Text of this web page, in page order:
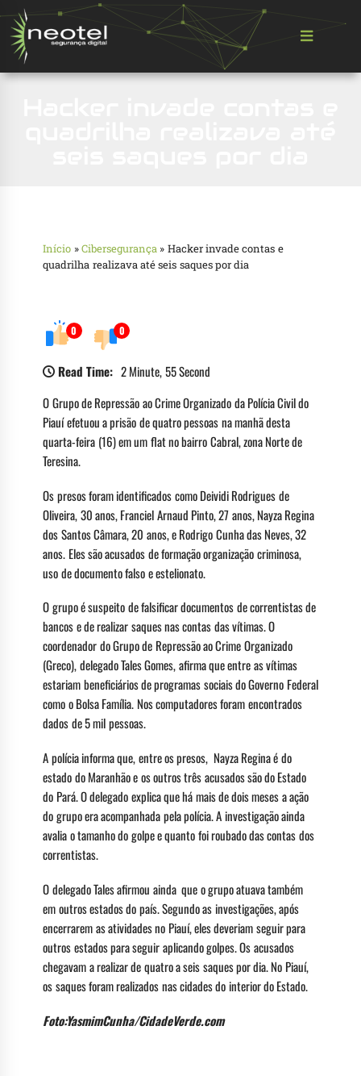
Início »Cibersegurança » Hacker invade contas e
quadrilha realizava até seis saques por dia
0 0
Read Time: 2 Minute, 55 Second
O Grupo de Repressão ao Crime Organizado da Polícia Civil do
Piauí efetuou a prisão de quatro pessoas na manhã desta
quarta-feira (16) em um flat no bairro Cabral, zona Norte de
Teresina.
Os presos foram identificados como Deividi Rodrigues de
Oliveira, 30 anos, Franciel Arnaud Pinto, 27 anos, Nayza Regina
dos Santos Câmara, 20 anos, e Rodrigo Cunha das Neves, 32
anos. Eles são acusados de formação organização criminosa,
uso de documento falso e estelionato.
O grupo é suspeito de falsificar documentos de correntistas de
bancos e de realizar saques nas contas das vítimas. O
coordenador do Grupo de Repressão ao Crime Organizado
(Greco), delegado Tales Gomes, afirma que entre as vítimas
estariam beneficiários de programas sociais do Governo Federal
como o Bolsa Família. Nos computadores foram encontrados
dados de 5 mil pessoas.
A polícia informa que, entre os presos, Nayza Regina é do
estado do Maranhão e os outros três acusados são do Estado
do Pará. O delegado explica que há mais de dois meses a ação
do grupo era acompanhada pela polícia. A investigação ainda
avalia o tamanho do golpe e quanto foi roubado das contas dos
correntistas.
O delegado Tales afirmou ainda que o grupo atuava também
em outros estados do país. Segundo as investigações, após
encerrarem as atividades no Piauí, eles deveriam seguir para
outros estados para seguir aplicando golpes. Os acusados
chegavam a realizar de quatro a seis saques por dia. No Piauí,
os saques foram realizados nas cidades do interior do Estado.
Foto:YasmimCunha/CidadeVerde.com